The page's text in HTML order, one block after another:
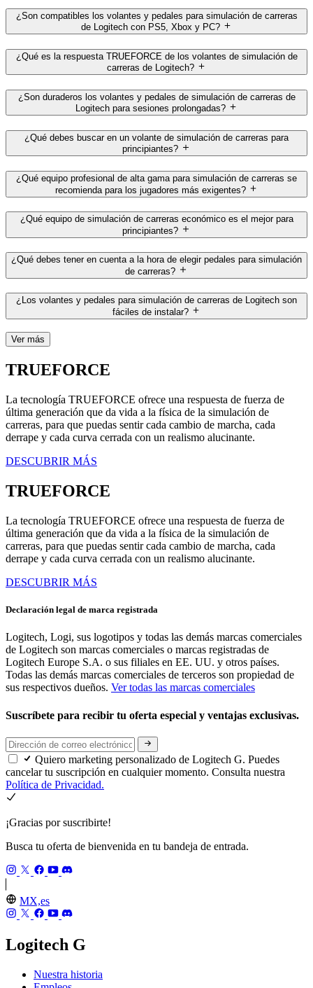
¿Son compatibles los volantes y pedales para simulación de carreras
de Logitech con PS5, Xbox y PC?
¿Qué es la respuesta TRUEFORCE de los volantes de simulación de
carreras de Logitech?
¿Son duraderos los volantes y pedales de simulación de carreras de
Logitech para sesiones prolongadas?
¿Qué debes buscar en un volante de simulación de carreras para
principiantes?
¿Qué equipo profesional de alta gama para simulación de carreras se
recomienda para los jugadores más exigentes?
¿Qué equipo de simulación de carreras económico es el mejor para
principiantes?
¿Qué debes tener en cuenta a la hora de elegir pedales para simulación
de carreras?
¿Los volantes y pedales para simulación de carreras de Logitech son
fáciles de instalar?
Ver más
TRUEFORCE
La tecnología TRUEFORCE ofrece una respuesta de fuerza de
última generación que da vida a la física de la simulación de
carreras, para que puedas sentir cada cambio de marcha, cada
derrape y cada curva cerrada con un realismo alucinante.
DESCUBRIR MÁS
TRUEFORCE
La tecnología TRUEFORCE ofrece una respuesta de fuerza de
última generación que da vida a la física de la simulación de
carreras, para que puedas sentir cada cambio de marcha, cada
derrape y cada curva cerrada con un realismo alucinante.
DESCUBRIR MÁS
Declaración legal de marca registrada
Logitech, Logi, sus logotipos y todas las demás marcas comerciales
de Logitech son marcas comerciales o marcas registradas de
Logitech Europe S.A. o sus filiales en EE. UU. y otros países.
Todas las demás marcas comerciales de terceros son propiedad de
sus respectivos dueños. Ver todas las marcas comerciales
Suscríbete para recibir tu oferta especial y ventajas exclusivas.
Quiero marketing personalizado de Logitech G. Puedes
cancelar tu suscripción en cualquier momento. Consulta nuestra
Política de Privacidad.
¡Gracias por suscribirte!
Busca tu oferta de bienvenida en tu bandeja de entrada.
MX,es
Logitech G
Nuestra historia